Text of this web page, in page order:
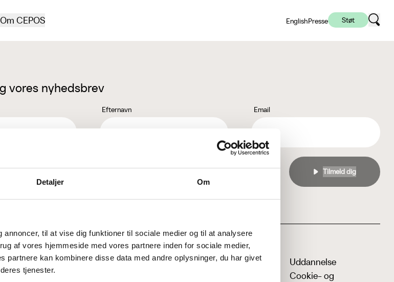
Detaljer Om
til at vise dig funktioner til sociale medier og til at analysere
af vores hjemmeside med vores partnere inden for sociale medier,
partnere kan kombinere disse data med andre oplysninger, du har givet
tjenester.
Om CEPOS EnglishPresse Støt
vores nyhedsbrev
Efternavn Email
behandlingen af mine personoplysninger i henhold tilprivatlivspolitikken
Analyser
Uddannelse
Cookie- og